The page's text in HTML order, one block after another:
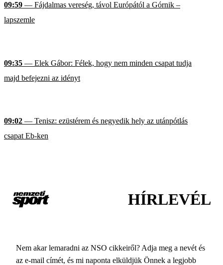
09:59 — Fájdalmas vereség, távol Európától a Górnik –
lapszemle
09:35 — Elek Gábor: Félek, hogy nem minden csapat tudja
majd befejezni az idényt
09:02 — Tenisz: ezüstérem és negyedik hely az utánpótlás
csapat Eb-ken
HÍRLEVÉL
Nem akar lemaradni az NSO cikkeiről? Adja meg a nevét és
az e-mail címét, és mi naponta elküldjük Önnek a legjobb